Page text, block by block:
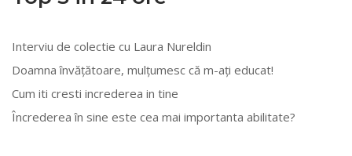
Interviu de colectie cu Laura Nureldin
Doamna învățătoare, mulțumesc că m-ați educat!
Cum iti cresti increderea in tine
Încrederea în sine este cea mai importanta abilitate?